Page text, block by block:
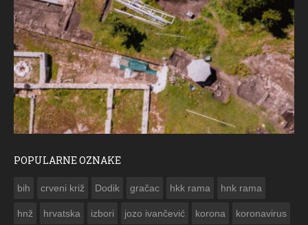
POPULARNE OZNAKE
bih crveni križ Dodik gračac hkk rama hnk rama
hnž hrvatska izbori jozo ivančević korona koronavirus